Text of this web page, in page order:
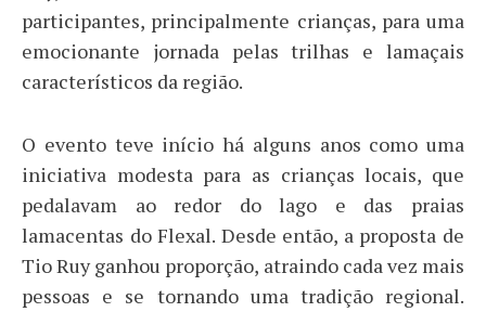
participantes, principalmente crianças, para uma
emocionante jornada pelas trilhas e lamaçais
característicos da região.
O evento teve início há alguns anos como uma
iniciativa modesta para as crianças locais, que
pedalavam ao redor do lago e das praias
lamacentas do Flexal. Desde então, a proposta de
Tio Ruy ganhou proporção, atraindo cada vez mais
pessoas e se tornando uma tradição regional.